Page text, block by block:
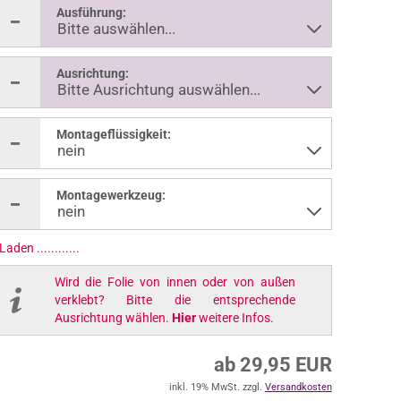
Ausführung:
Ausrichtung:
Montageflüssigkeit:
Montagewerkzeug:
..............
Wird die Folie von innen oder von außen
verklebt? Bitte die entsprechende
Ausrichtung wählen. Hierweitere Infos.
ab 29,95 EUR
inkl. 19% MwSt. zzgl. Versandkosten